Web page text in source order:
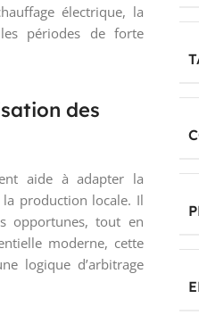
électrique, la
périodes de forte
des
aide à adapter la
production locale. Il
opportunes, tout en
moderne, cette
logique d’arbitrage